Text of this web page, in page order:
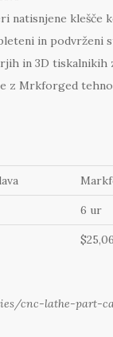
natisnjene klešče
in podvrženi
in 3D tiskalnikih
z Mrkforged
6 ur
$25,06
cnc-lathe-part-